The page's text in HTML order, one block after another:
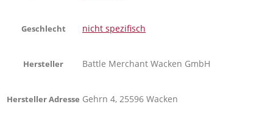
Geschlecht nicht spezifisch
Hersteller Battle Merchant Wacken GmbH
Hersteller Adresse Gehrn 4, 25596 Wacken